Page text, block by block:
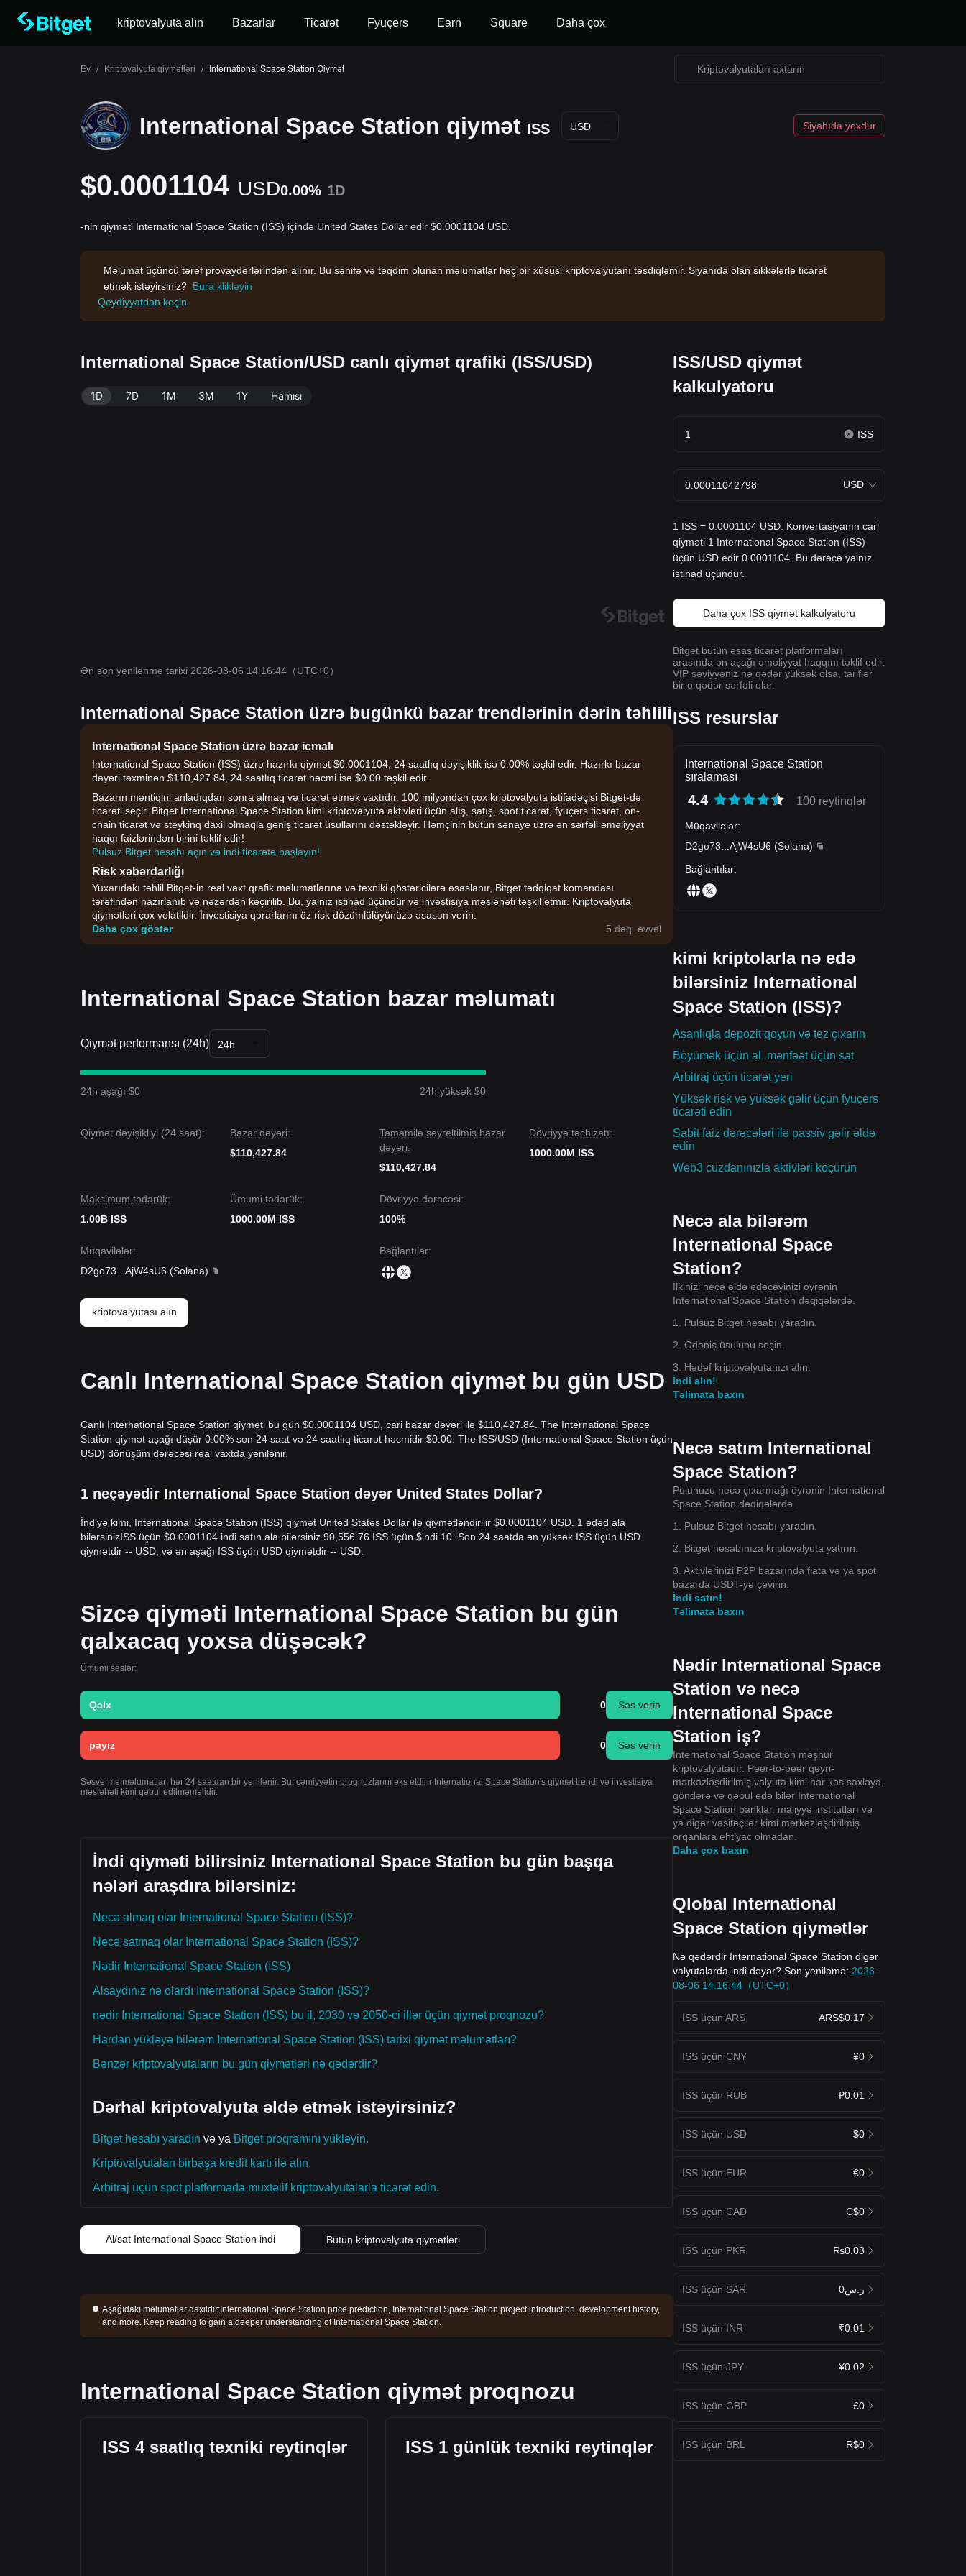
kriptovalyuta alın Bazarlar Ticarət Fyuçers Earn Square Daha çox
Ev / Kriptovalyuta qiymətləri / International Space Station Qiymət
International Space Station qiymət ISS USD Siyahıda yoxdur
$0.0001104 USD0.00% 1D
-nin qiyməti International Space Station (ISS) içində United States Dollar edir $0.0001104 USD.
Məlumat üçüncü tərəf provayderlərindən alınır. Bu səhifə və təqdim olunan məlumatlar heç bir xüsusi kriptovalyutanı təsdiqləmir. Siyahıda olan sikkələrlə ticarət
etmək istəyirsiniz? Bura klikləyin
Qeydiyyatdan keçin
International Space Station/USD canlı qiymət qrafiki (ISS/USD)
1D 7D 1M 3M 1Y Hamısı
Ən son yenilənmə tarixi 2026-08-06 14:16:44 （UTC+0）
International Space Station üzrə bugünkü bazar trendlərinin dərin təhlili
International Space Station üzrə bazar icmalı
International Space Station (ISS) üzrə hazırkı qiymət $0.0001104, 24 saatlıq dəyişiklik isə 0.00% təşkil edir. Hazırkı bazar
dəyəri təxminən $110,427.84, 24 saatlıq ticarət həcmi isə $0.00 təşkil edir.
Bazarın məntiqini anladıqdan sonra almaq və ticarət etmək vaxtıdır. 100 milyondan çox kriptovalyuta istifadəçisi Bitget-də
ticarəti seçir. Bitget International Space Station kimi kriptovalyuta aktivləri üçün alış, satış, spot ticarət, fyuçers ticarət, on-
chain ticarət və steykinq daxil olmaqla geniş ticarət üsullarını dəstəkləyir. Həmçinin bütün sənaye üzrə ən sərfəli əməliyyat
haqqı faizlərindən birini təklif edir!
Pulsuz Bitget hesabı açın və indi ticarətə başlayın!
Risk xəbərdarlığı
Yuxarıdakı təhlil Bitget-in real vaxt qrafik məlumatlarına və texniki göstəricilərə əsaslanır, Bitget tədqiqat komandası
tərəfindən hazırlanıb və nəzərdən keçirilib. Bu, yalnız istinad üçündür və investisiya məsləhəti təşkil etmir. Kriptovalyuta
qiymətləri çox volatildir. İnvestisiya qərarlarını öz risk dözümlülüyünüzə əsasən verin.
Daha çox göstər
5 dəq. əvvəl
International Space Station bazar məlumatı
Qiymət performansı (24h) 24h
24h aşağı $0 24h yüksək $0
Qiymət dəyişikliyi (24 saat):
Bazar dəyəri:
$110,427.84
Tamamilə seyreltilmiş bazar
dəyəri:
$110,427.84
Dövriyyə təchizatı:
1000.00M ISS
Maksimum tədarük:
1.00B ISS
Ümumi tədarük:
1000.00M ISS
Dövriyyə dərəcəsi:
100%
Müqavilələr:
D2go73
AjW4sU6 (Solana)
Bağlantılar:
kriptovalyutası alın
Canlı International Space Station qiymət bu gün USD
Canlı International Space Station qiyməti bu gün $0.0001104 USD, cari bazar dəyəri ilə $110,427.84. The International Space
Station qiymət aşağı düşür 0.00% son 24 saat və 24 saatlıq ticarət həcmidir $0.00. The ISS/USD (International Space Station üçün
USD) dönüşüm dərəcəsi real vaxtda yenilənir.
1 neçəyədir International Space Station dəyər United States Dollar?
İndiyə kimi, International Space Station (ISS) qiymət United States Dollar ilə qiymətləndirilir $0.0001104 USD. 1 ədəd ala
bilərsinizISS üçün $0.0001104 indi satın ala bilərsiniz 90,556.76 ISS üçün $indi 10. Son 24 saatda ən yüksək ISS üçün USD
qiymətdir -- USD, və ən aşağı ISS üçün USD qiymətdir -- USD.
Sizcə qiyməti International Space Station bu gün
qalxacaq yoxsa düşəcək?
Ümumi səslər:
Qalx 0 Səs verin
payız 0 Səs verin
Səsvermə məlumatları hər 24 saatdan bir yenilənir. Bu, cəmiyyətin proqnozlarını əks etdirir International Space Station's qiymət trendi və investisiya
məsləhəti kimi qəbul edilməməlidir.
İndi qiyməti bilirsiniz International Space Station bu gün başqa
nələri araşdıra bilərsiniz:
Necə almaq olar International Space Station (ISS)?
Necə satmaq olar International Space Station (ISS)?
Nədir International Space Station (ISS)
Alsaydınız nə olardı International Space Station (ISS)?
nədir International Space Station (ISS) bu il, 2030 və 2050-ci illər üçün qiymət proqnozu?
Hardan yükləyə bilərəm International Space Station (ISS) tarixi qiymət məlumatları?
Bənzər kriptovalyutaların bu gün qiymətləri nə qədərdir?
Dərhal kriptovalyuta əldə etmək istəyirsiniz?
Bitget hesabı yaradın və ya Bitget proqramını yükləyin.
Kriptovalyutaları birbaşa kredit kartı ilə alın.
Arbitraj üçün spot platformada müxtəlif kriptovalyutalarla ticarət edin.
Al/sat International Space Station indi Bütün kriptovalyuta qiymətləri
Aşağıdakı məlumatlar daxildir:International Space Station price prediction, International Space Station project introduction, development history,
and more. Keep reading to gain a deeper understanding of International Space Station.
International Space Station qiymət proqnozu
ISS 4 saatlıq texniki reytinqlər ISS 1 günlük texniki reytinqlər
ISS/USD qiymət
kalkulyatoru
ISS
USD
1 ISS = 0.0001104 USD. Konvertasiyanın cari
qiyməti 1 International Space Station (ISS)
üçün USD edir 0.0001104. Bu dərəcə yalnız
istinad üçündür.
Daha çox ISS qiymət kalkulyatoru
Bitget bütün əsas ticarət platformaları
arasında ən aşağı əməliyyat haqqını təklif edir.
VIP səviyyəniz nə qədər yüksək olsa, tariflər
bir o qədər sərfəli olar.
ISS resurslar
International Space Station
sıralaması
4.4 100 reytinqlər
Müqavilələr:
D2go73
AjW4sU6 (Solana)
Bağlantılar:
kimi kriptolarla nə edə
bilərsiniz International
Space Station (ISS)?
Asanlıqla depozit qoyun və tez çıxarın
Böyümək üçün al, mənfəət üçün sat
Arbitraj üçün ticarət yeri
Yüksək risk və yüksək gəlir üçün fyuçers
ticarəti edin
Sabit faiz dərəcələri ilə passiv gəlir əldə
edin
Web3 cüzdanınızla aktivləri köçürün
Necə ala bilərəm
International Space
Station?
İlkinizi necə əldə edəcəyinizi öyrənin
International Space Station dəqiqələrdə.
1. Pulsuz Bitget hesabı yaradın.
2. Ödəniş üsulunu seçin.
3. Hədəf kriptovalyutanızı alın.
İndi alın!
Təlimata baxın
Necə satım International
Space Station?
Pulunuzu necə çıxarmağı öyrənin International
Space Station dəqiqələrdə.
1. Pulsuz Bitget hesabı yaradın.
2. Bitget hesabınıza kriptovalyuta yatırın.
3. Aktivlərinizi P2P bazarında fiata və ya spot
bazarda USDT-yə çevirin.
İndi satın!
Təlimata baxın
Nədir International Space
Station və necə
International Space
Station iş?
International Space Station məşhur
kriptovalyutadır. Peer-to-peer qeyri-
mərkəzləşdirilmiş valyuta kimi hər kəs saxlaya,
göndərə və qəbul edə bilər International
Space Station banklar, maliyyə institutları və
ya digər vasitəçilər kimi mərkəzləşdirilmiş
orqanlara ehtiyac olmadan.
Daha çox baxın
Qlobal International
Space Station qiymətlər
Nə qədərdir International Space Station digər
valyutalarda indi dəyər? Son yeniləmə: 2026-
08-06 14:16:44（UTC+0）
ISS üçün ARS ARS$0.17
ISS üçün CNY ¥0
ISS üçün RUB ₽0.01
ISS üçün USD $0
ISS üçün EUR €0
ISS üçün CAD C$0
ISS üçün PKR ₨0.03
ISS üçün SAR ر.س0
ISS üçün INR ₹0.01
ISS üçün JPY ¥0.02
ISS üçün GBP £0
ISS üçün BRL R$0